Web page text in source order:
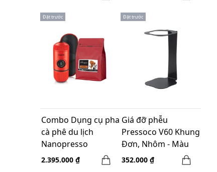
Đặt trước
Combo Dụng cụ pha
cà phê du lịch
Nanopresso
Elements Lava Red
2.395.000 ₫
Đặt trước
Giá đỡ phễu
Pressoco V60 Khung
Đơn, Nhôm - Màu
đen
352.000 ₫